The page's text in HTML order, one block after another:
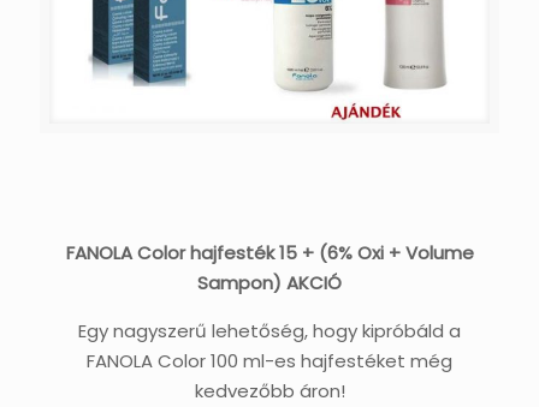
FANOLA Color hajfesték 15 + (6% Oxi + Volume
Sampon) AKCIÓ
Egy nagyszerű lehetőség, hogy kipróbáld a
FANOLA Color 100 ml-es hajfestéket még
kedvezőbb áron!